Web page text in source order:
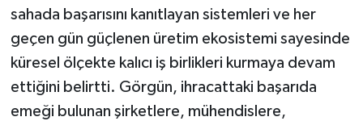
sahada başarısını kanıtlayan sistemleri ve her
geçen gün güçlenen üretim ekosistemi sayesinde
küresel ölçekte kalıcı iş birlikleri kurmaya devam
ettiğini belirtti. Görgün, ihracattaki başarıda
emeği bulunan şirketlere, mühendislere,